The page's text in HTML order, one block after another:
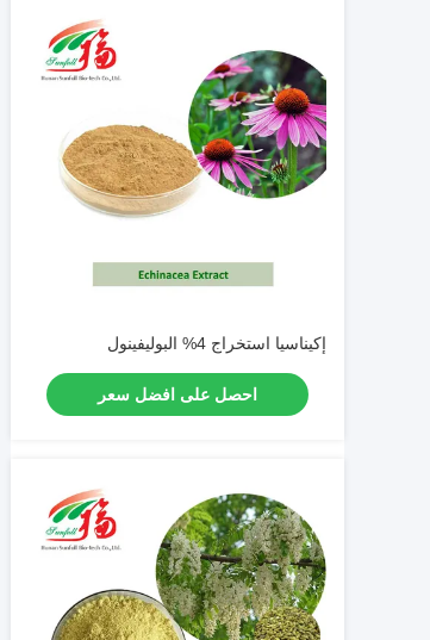
إكيناسيا استخراج 4% البوليفينول
احصل على افضل سعر